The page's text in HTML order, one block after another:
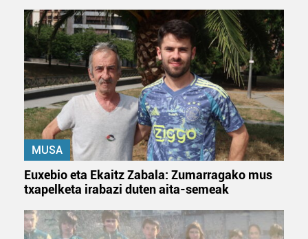
MUSA
Euxebio eta Ekaitz Zabala: Zumarragako mus
txapelketa irabazi duten aita-semeak